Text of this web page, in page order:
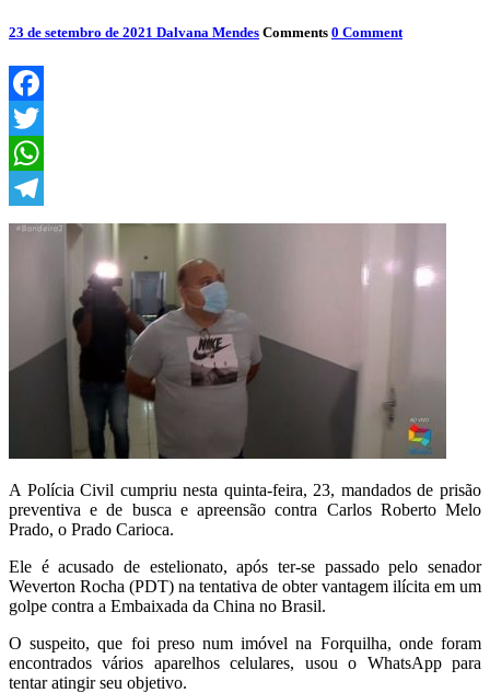
23 de setembro de 2021 Dalvana Mendes Comments 0 Comment
Facebook
Twitter
WhatsApp
Telegram
A Polícia Civil cumpriu nesta quinta-feira, 23, mandados de prisão
preventiva e de busca e apreensão contra Carlos Roberto Melo
Prado, o Prado Carioca.
Ele é acusado de estelionato, após ter-se passado pelo senador
Weverton Rocha (PDT) na tentativa de obter vantagem ilícita em um
golpe contra a Embaixada da China no Brasil.
O suspeito, que foi preso num imóvel na Forquilha, onde foram
encontrados vários aparelhos celulares, usou o WhatsApp para
tentar atingir seu objetivo.